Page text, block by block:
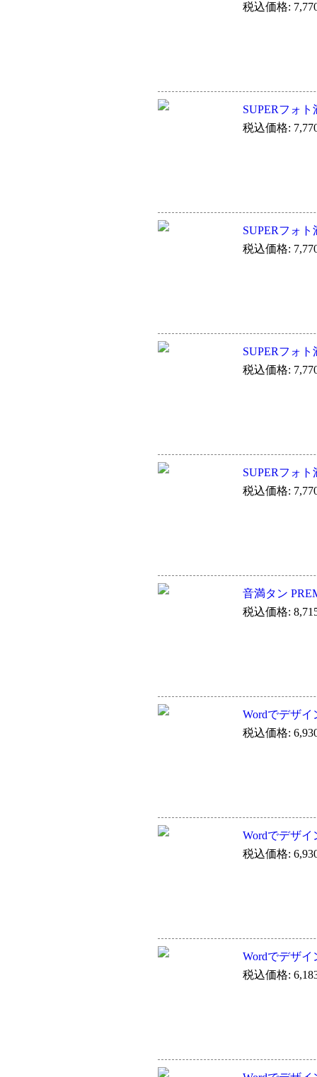
税込価格:
SUPERフォ
税込価格:
SUPERフォ
税込価格:
SUPERフォ
税込価格:
SUPERフォ
税込価格:
音満タン
税込価格:
Wordでデザイ
税込価格:
Wordでデザイ
税込価格:
Wordでデザイ
税込価格: